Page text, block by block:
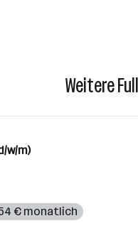
Weitere
w/m)
€ monatlich